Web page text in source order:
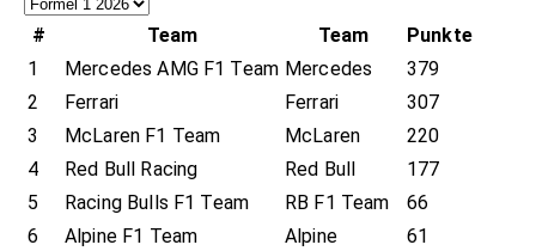
# Team Team
Punkte
1
Mercedes AMG F1 Team Mercedes
379
2
Ferrari Ferrari
307
3
McLaren F1 Team McLaren
220
4
Red Bull Racing Red Bull
177
5
Racing Bulls F1 Team RB F1 Team
66
6
Alpine F1 Team Alpine
61